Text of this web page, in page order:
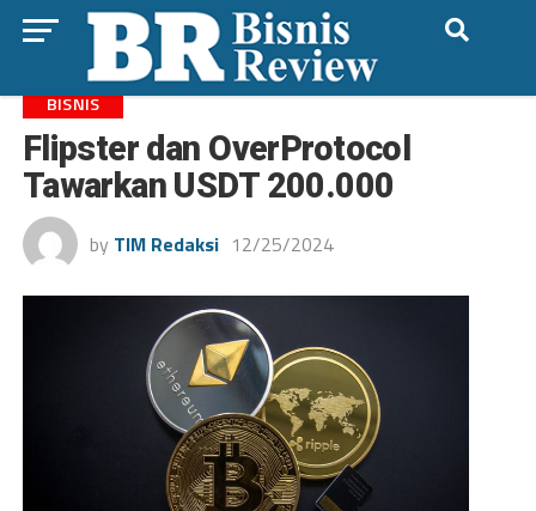
BISNIS
Flipster dan OverProtocol
Tawarkan USDT 200.000
by TIM Redaksi 12/25/2024